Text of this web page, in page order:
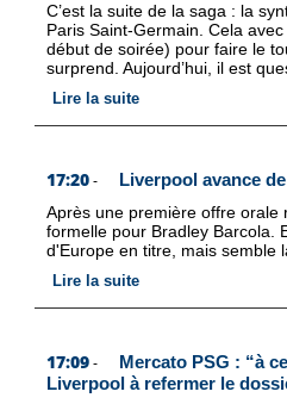
C’est la suite de la saga : la
Paris Saint-Germain. Cela
début de soirée) pour faire le
surprend. Aujourd’hui, il est
Lire la suite
17:20 - Liverpool avance
Après une première offre orale
formelle pour Bradley Barcola.
d'Europe en titre, mais semble
Lire la suite
17:09 -
Mercato PSG : “à
Liverpool à refermer le